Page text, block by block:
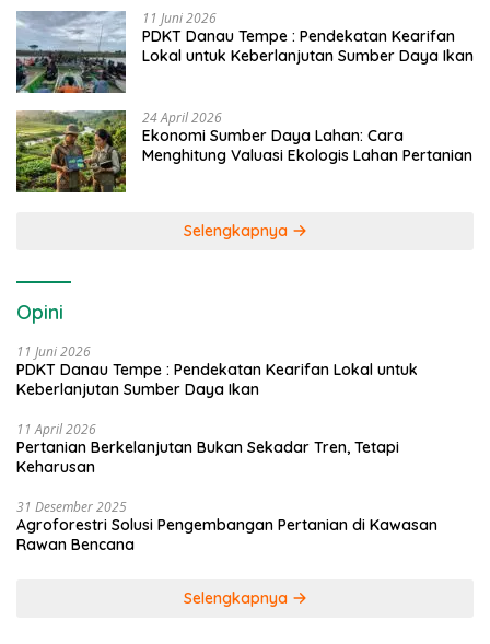
11 Juni 2026
PDKT Danau Tempe : Pendekatan Kearifan
Lokal untuk Keberlanjutan Sumber Daya Ikan
24 April 2026
Ekonomi Sumber Daya Lahan: Cara
Menghitung Valuasi Ekologis Lahan Pertanian
Selengkapnya
Opini
11 Juni 2026
PDKT Danau Tempe : Pendekatan Kearifan Lokal untuk
Keberlanjutan Sumber Daya Ikan
11 April 2026
Pertanian Berkelanjutan Bukan Sekadar Tren, Tetapi
Keharusan
31 Desember 2025
Agroforestri Solusi Pengembangan Pertanian di Kawasan
Rawan Bencana
Selengkapnya